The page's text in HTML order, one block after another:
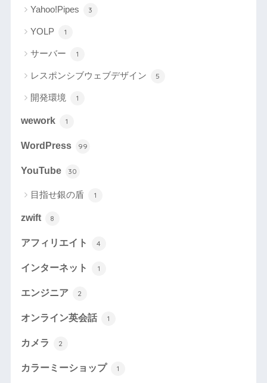
Yahoo!Pipes 3
YOLP 1
サーバー 1
レスポンシブウェブデザイン 5
開発環境 1
wework 1
WordPress 99
YouTube 30
目指せ銀の盾 1
zwift 8
アフィリエイト 4
インターネット 1
エンジニア 2
オンライン英会話 1
カメラ 2
カラーミーショップ 1